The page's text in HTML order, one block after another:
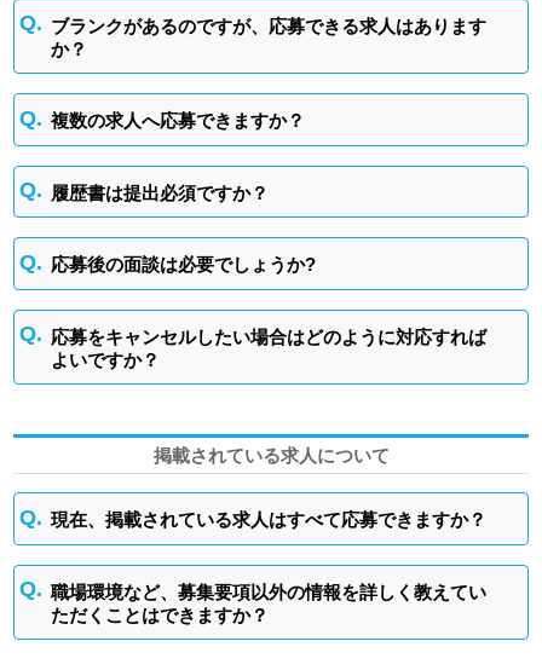
ブランクがあるのですが、応募できる求人はあります
か？
複数の求人へ応募できますか？
履歴書は提出必須ですか？
応募後の面談は必要でしょうか?
応募をキャンセルしたい場合はどのように対応すれば
よいですか？
掲載されている求人について
現在、掲載されている求人はすべて応募できますか？
職場環境など、募集要項以外の情報を詳しく教えてい
ただくことはできますか？